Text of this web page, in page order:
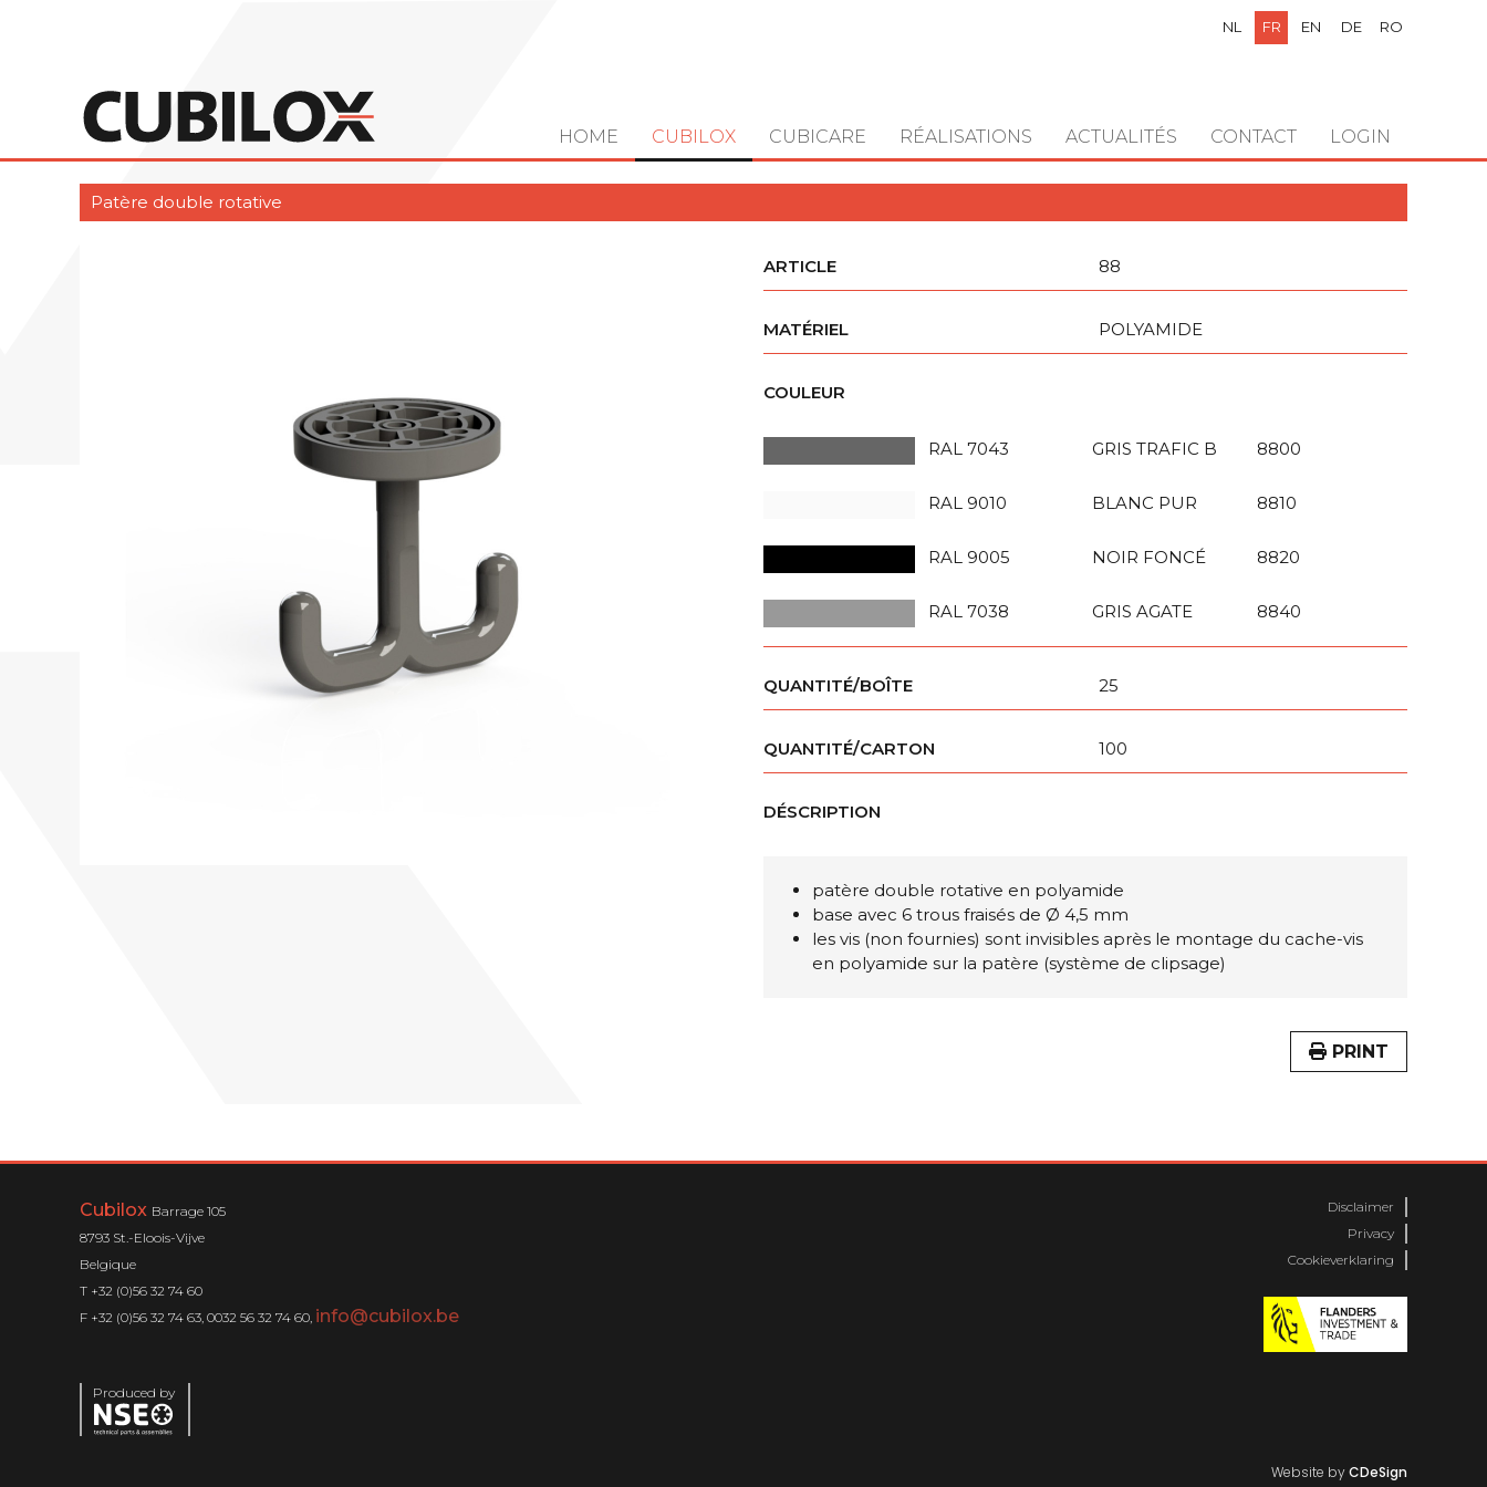
NL FR EN DE RO
HOME CUBILOX CUBICARE RÉALISATIONS ACTUALITÉS CONTACT LOGIN
Patère double rotative
ARTICLE 88
MATÉRIEL POLYAMIDE
COULEUR
RAL 7043 GRIS TRAFIC B 8800
RAL 9010 BLANC PUR 8810
RAL 9005 NOIR FONCÉ 8820
RAL 7038 GRIS AGATE 8840
QUANTITÉ/BOÎTE 25
QUANTITÉ/CARTON 100
DÉSCRIPTION
patère double rotative en polyamide
base avec 6 trous fraisés de Ø 4,5 mm
les vis (non fournies) sont invisibles après le montage du cache-vis
en polyamide sur la patère (système de clipsage)
PRINT
Cubilox Barrage 105
8793 St.-Eloois-Vijve
Belgique
T +32 (0)56 32 74 60
F +32 (0)56 32 74 63, 0032 56 32 74 60, info@cubilox.be
Produced by
Disclaimer
Privacy
Cookieverklaring
Website byCDeSign